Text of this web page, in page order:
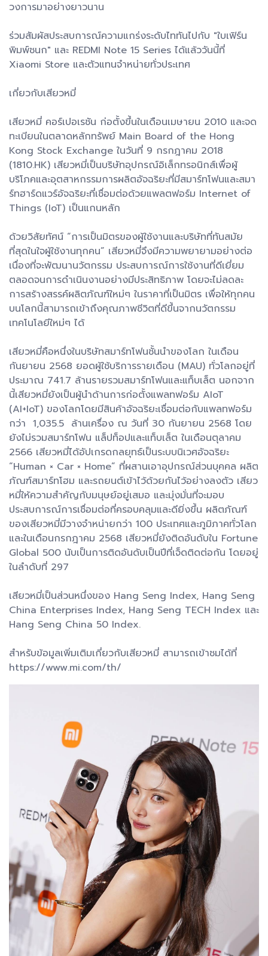
วงการมาอย่างยาวนาน
ร่วมสัมผัสประสบการณ์ความแกร่งระดับไททันไปกับ "ใบเฟิร์น
พิมพ์ชนก" และ REDMI Note 15 Series ได้แล้ววันนี้ที่
Xiaomi Store และตัวแทนจำหน่ายทั่วประเทศ
เกี่ยวกับเสียวหมี่
เสียวหมี่ คอร์เปอเรชัน ก่อตั้งขึ้นในเดือนเมษายน 2010 และจด
ทะเบียนในตลาดหลักทรัพย์ Main Board of the Hong
Kong Stock Exchange ในวันที่ 9 กรกฎาคม 2018
(1810.HK) เสียวหมี่เป็นบริษัทอุปกรณ์อิเล็กทรอนิกส์เพื่อผู้
บริโภคและอุตสาหกรรมการผลิตอัจฉริยะที่มีสมาร์ทโฟนและสมา
ร์ทฮาร์ดแวร์อัจฉริยะที่เชื่อมต่อด้วยแพลตฟอร์ม Internet of
Things (IoT) เป็นแกนหลัก
ด้วยวิสัยทัศน์ “การเป็นมิตรของผู้ใช้งานและบริษัทที่ทันสมัย
ที่สุดในใจผู้ใช้งานทุกคน” เสียวหมี่จึงมีความพยายามอย่างต่อ
เนื่องที่จะพัฒนานวัตกรรม ประสบการณ์การใช้งานที่ดีเยี่ยม
ตลอดจนการดำเนินงานอย่างมีประสิทธิภาพ โดยจะไม่ลดละ
การสร้างสรรค์ผลิตภัณฑ์ใหม่ๆ ในราคาที่เป็นมิตร เพื่อให้ทุกคน
บนโลกนี้สามารถเข้าถึงคุณภาพชีวิตที่ดีขึ้นจากนวัตกรรม
เทคโนโลยีใหม่ๆ ได้
เสียวหมี่คือหนึ่งในบริษัทสมาร์ทโฟนชั้นนำของโลก ในเดือน
กันยายน 2568 ยอดผู้ใช้บริการรายเดือน (MAU) ทั่วโลกอยู่ที่
ประมาณ 741.7 ล้านรายรวมสมาร์ทโฟนและแท็บเล็ต นอกจาก
นี้เสียวหมี่ยังเป็นผู้นำด้านการก่อตั้งแพลทฟอร์ม AIoT
(AI+IoT) ของโลกโดยมีสินค้าอัจฉริยะเชื่อมต่อกับแพลทฟอร์ม
กว่า 1,035.5 ล้านเครื่อง ณ วันที่ 30 กันยายน 2568 โดย
ยังไม่รวมสมาร์ทโฟน แล็ปท็อปและแท็บเล็ต ในเดือนตุลาคม
2566 เสียวหมี่ได้อัปเกรดกลยุทธ์เป็นระบบนิเวศอัจฉริยะ
“Human × Car × Home” ที่ผสานเอาอุปกรณ์ส่วนบุคคล ผลิต
ภัณฑ์สมาร์ทโฮม และรถยนต์เข้าไว้ด้วยกันไว้อย่างลงตัว เสียว
หมี่ให้ความสำคัญกับมนุษย์อยู่เสมอ และมุ่งมั่นที่จะมอบ
ประสบการณ์การเชื่อมต่อที่ครอบคลุมและดียิ่งขึ้น ผลิตภัณฑ์
ของเสียวหมี่มีวางจำหน่ายกว่า 100 ประเทศและภูมิภาคทั่วโลก
และในเดือนกรกฎาคม 2568 เสียวหมี่ยังติดอันดับใน Fortune
Global 500 นับเป็นการติดอันดับเป็นปีที่เจ็ดติดต่อกัน โดยอยู่
ในลำดับที่ 297
เสียวหมี่เป็นส่วนหนึ่งของ Hang Seng Index, Hang Seng
China Enterprises Index, Hang Seng TECH Index และ
Hang Seng China 50 Index.
สำหรับข้อมูลเพิ่มเติมเกี่ยวกับเสียวหมี่ สามารถเข้าชมได้ที่
https://www.mi.com/th/